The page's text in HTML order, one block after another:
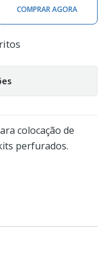
COMPRAR AGORA
colocação de
perfurados.